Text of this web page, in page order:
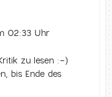
02:33 Uhr
zu lesen :-)
bis Ende des